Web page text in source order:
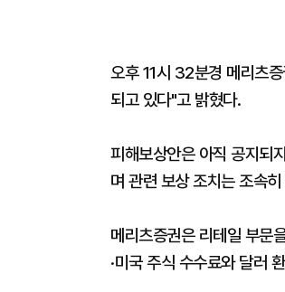
오후 11시 32분경 메리츠
되고 있다"고 밝혔다.
피해보상안은 아직 공지되
며 관련 보상 조치는 조속
메리츠증권은 리테일 부문
·미국 주식 수수료와 달러